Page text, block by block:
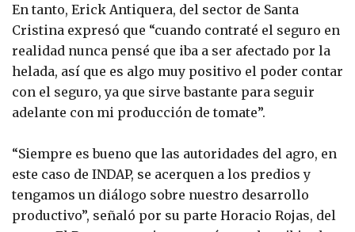
En tanto, Erick Antiquera, del sector de Santa
Cristina expresó que “cuando contraté el seguro en
realidad nunca pensé que iba a ser afectado por la
helada, así que es algo muy positivo el poder contar
con el seguro, ya que sirve bastante para seguir
adelante con mi producción de tomate”.
“Siempre es bueno que las autoridades del agro, en
este caso de INDAP, se acerquen a los predios y
tengamos un diálogo sobre nuestro desarrollo
productivo”, señaló por su parte Horacio Rojas, del